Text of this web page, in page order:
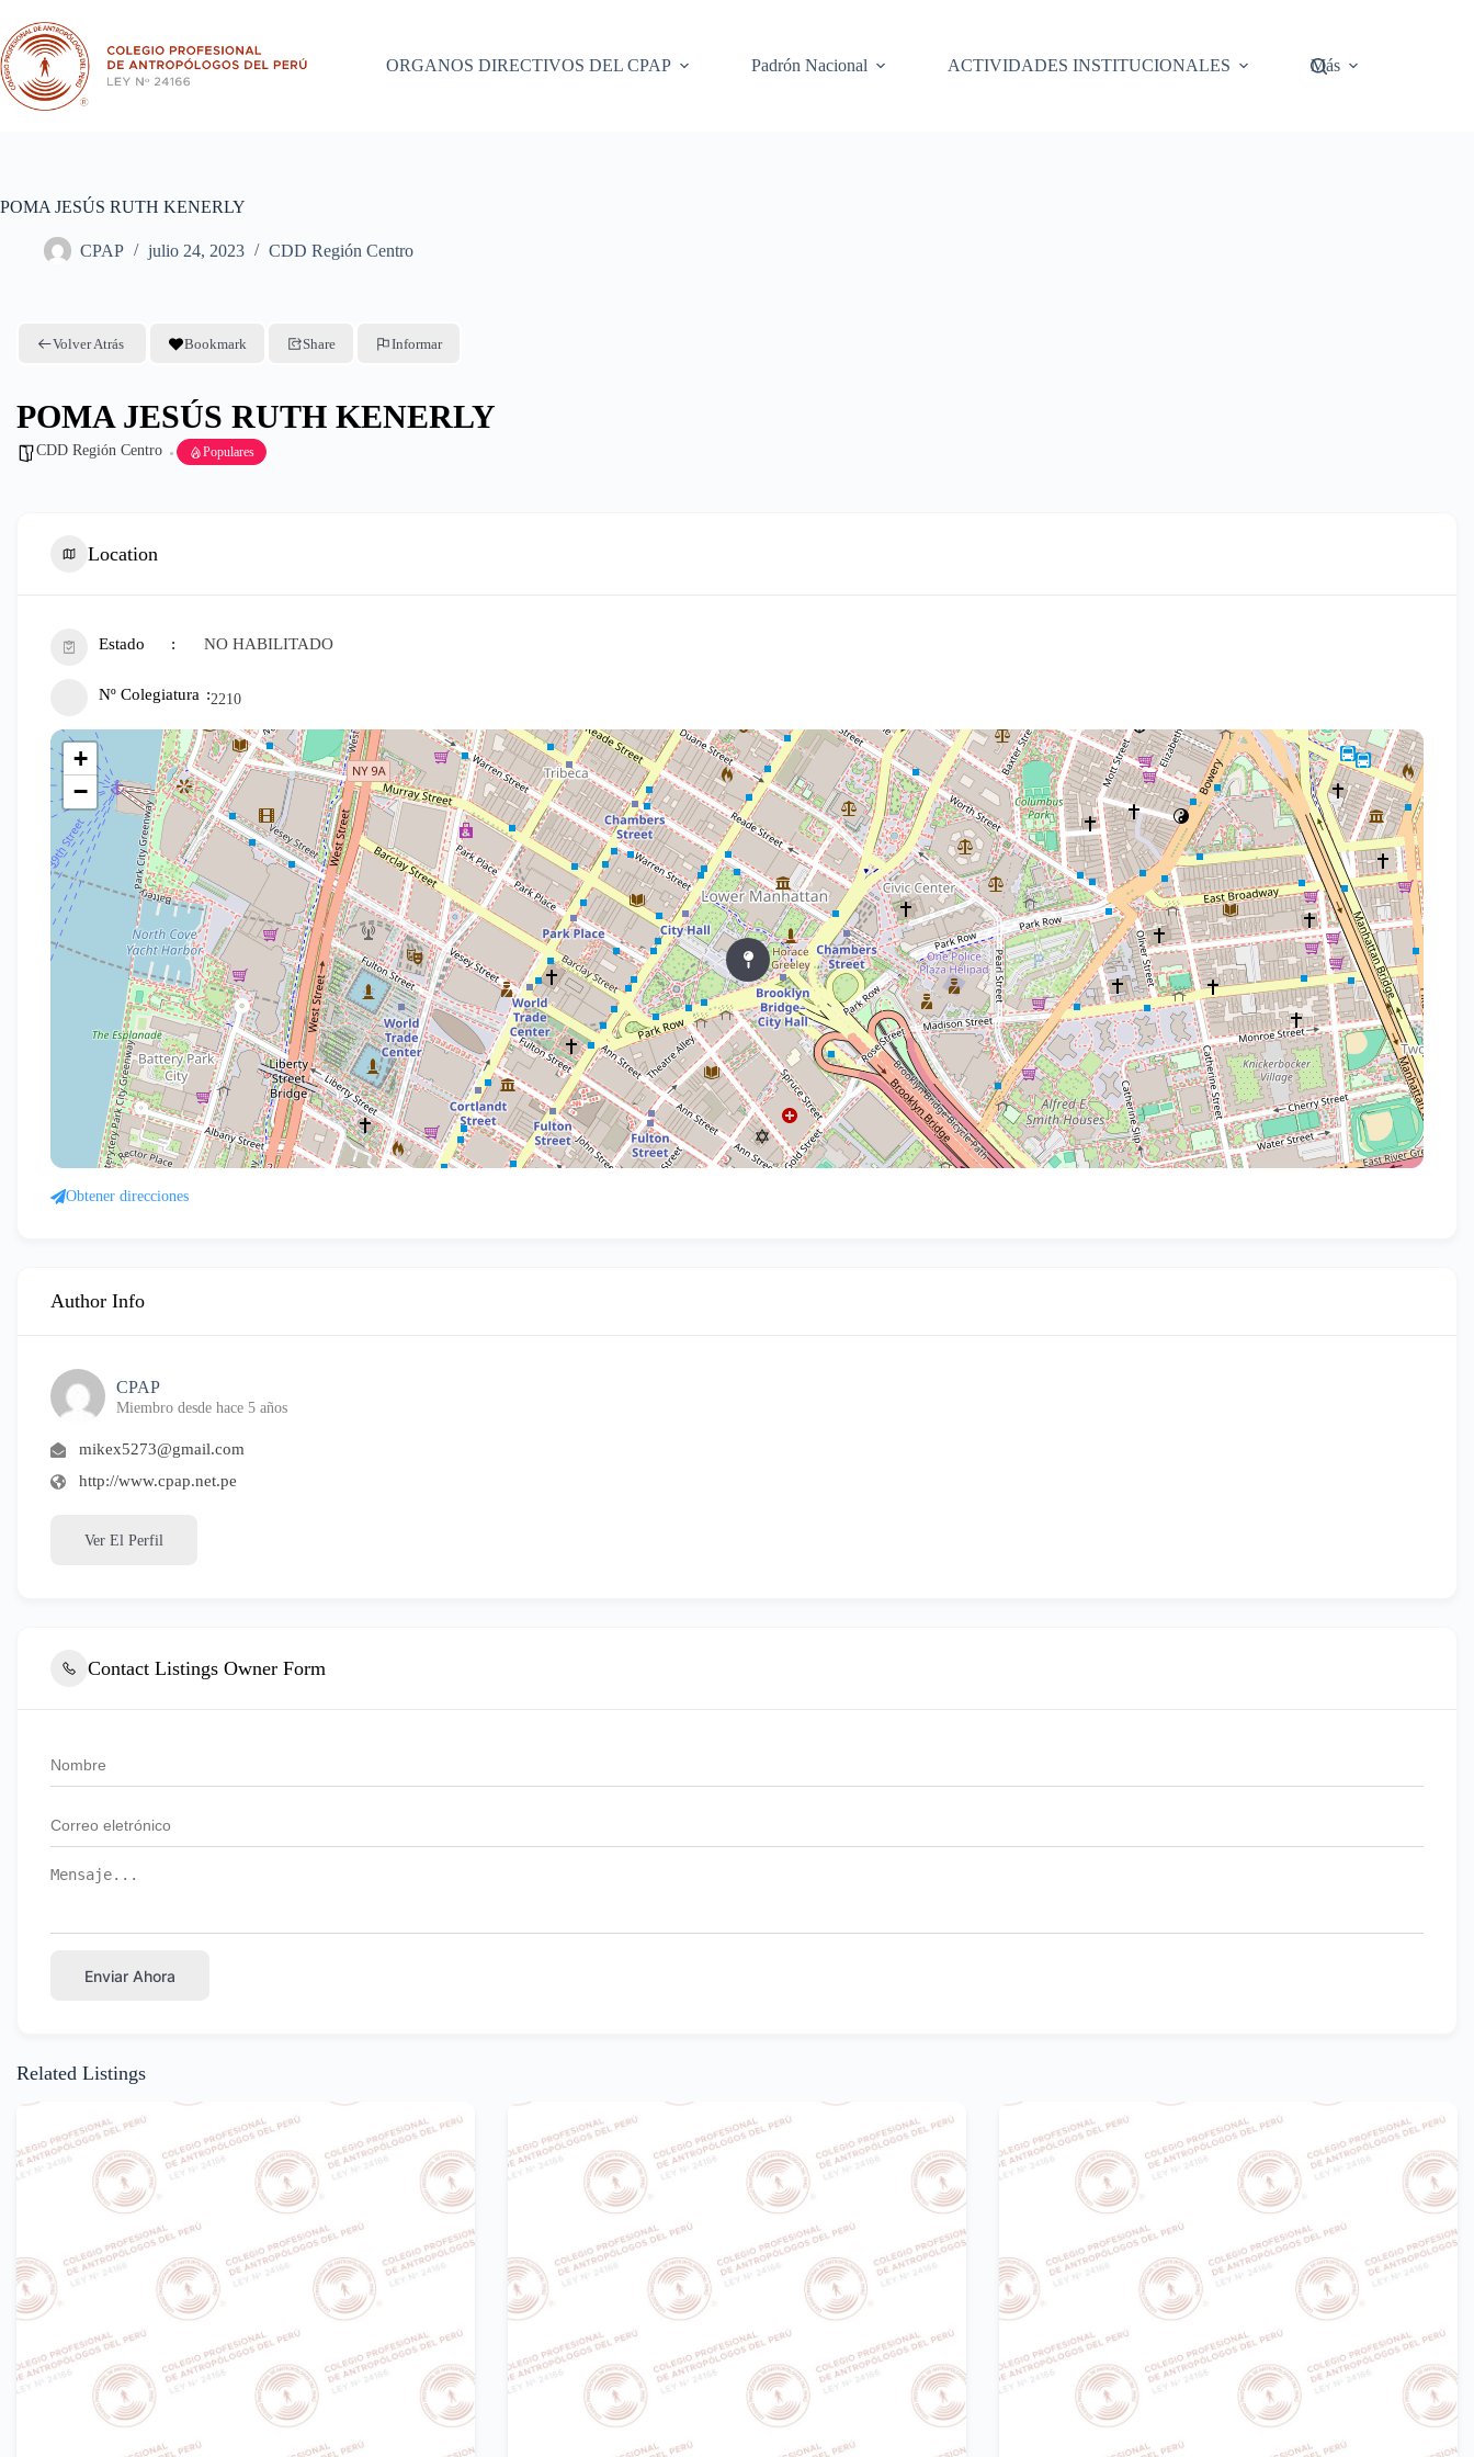
contenido
ORGANOS DIRECTIVOS DEL CPAP
Padrón Nacional ACTIVIDADES INSTITUCIONALES Más
POMA JESÚS RUTH KENERLY
CPAP julio 24, 2023 CDD Región Centro
Volver Atrás Bookmark Share Informar
POMA JESÚS RUTH KENERLY
CDD Región Centro Populares
Location
Estado NO HABILITADO
Nº Colegiatura 2210
+
−
Obtener direcciones
Author Info
CPAP
Miembro desde hace 5 años
mikex5273@gmail.com
http://www.cpap.net.pe
Ver El Perfil
Contact Listings Owner Form
Enviar Ahora
Related Listings